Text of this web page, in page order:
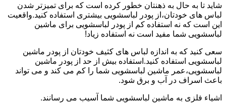
شاید تا به حال به ذهنتان خطور کرده است که برای تمیزتر شدن
لباس های خودتان،از پودر لباسشویی بیشتری استفاده کنید.واقعیت
این است که نه استفاده کم از پودر لباسشویی برای ماشین
لباسشویی شما مفید است نه استفاده زیاد!
سعی کنید که به اندازه لباس های کثیف خودتان از پودر ماشین
لباسشویی استفاده کنید.استفاده بیش از حد از پودر ماشین
لباسشویی،عمر ماشین لباسشویی شما را کم می کند و می تواند
باعث اسراف در آب و برق شود.
اشیاء فلزی به ماشین لباسشویی شما آسیب می رسانند.